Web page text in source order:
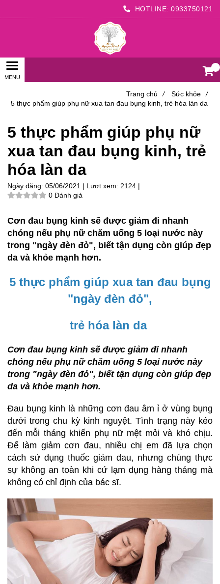
HOTLINE: 0933750121
Trang chủ / Sức khỏe
/
5 thực phẩm giúp phụ nữ xua tan đau bụng kinh, trẻ hóa làn da
5 thực phẩm giúp phụ nữ
xua tan đau bụng kinh, trẻ
hóa làn da
Ngày đăng: 05/06/2021 | Lượt xem: 2124 |
0 Đánh giá
Cơn đau bụng kinh sẽ được giảm đi nhanh
chóng nếu phụ nữ chăm uống 5 loại nước này
trong "ngày đèn đỏ", biết tận dụng còn giúp đẹp
da và khỏe mạnh hơn.
5 thực phẩm giúp xua tan đau bụng
"ngày đèn đỏ",
trẻ hóa làn da
Cơn đau bụng kinh sẽ được giảm đi nhanh
chóng nếu phụ nữ chăm uống 5 loại nước này
trong "ngày đèn đỏ", biết tận dụng còn giúp đẹp
da và khỏe mạnh hơn.
Đau bụng kinh là những cơn đau âm ỉ ở vùng bụng
dưới trong chu kỳ kinh nguyệt. Tình trạng này kéo
đến mỗi tháng khiến phụ nữ mệt mỏi và khó chịu.
Để làm giảm cơn đau, nhiều chị em đã lựa chọn
cách sử dụng thuốc giảm đau, nhưng chúng thực
sự không an toàn khi cứ lạm dụng hàng tháng mà
không có chỉ định của bác sĩ.